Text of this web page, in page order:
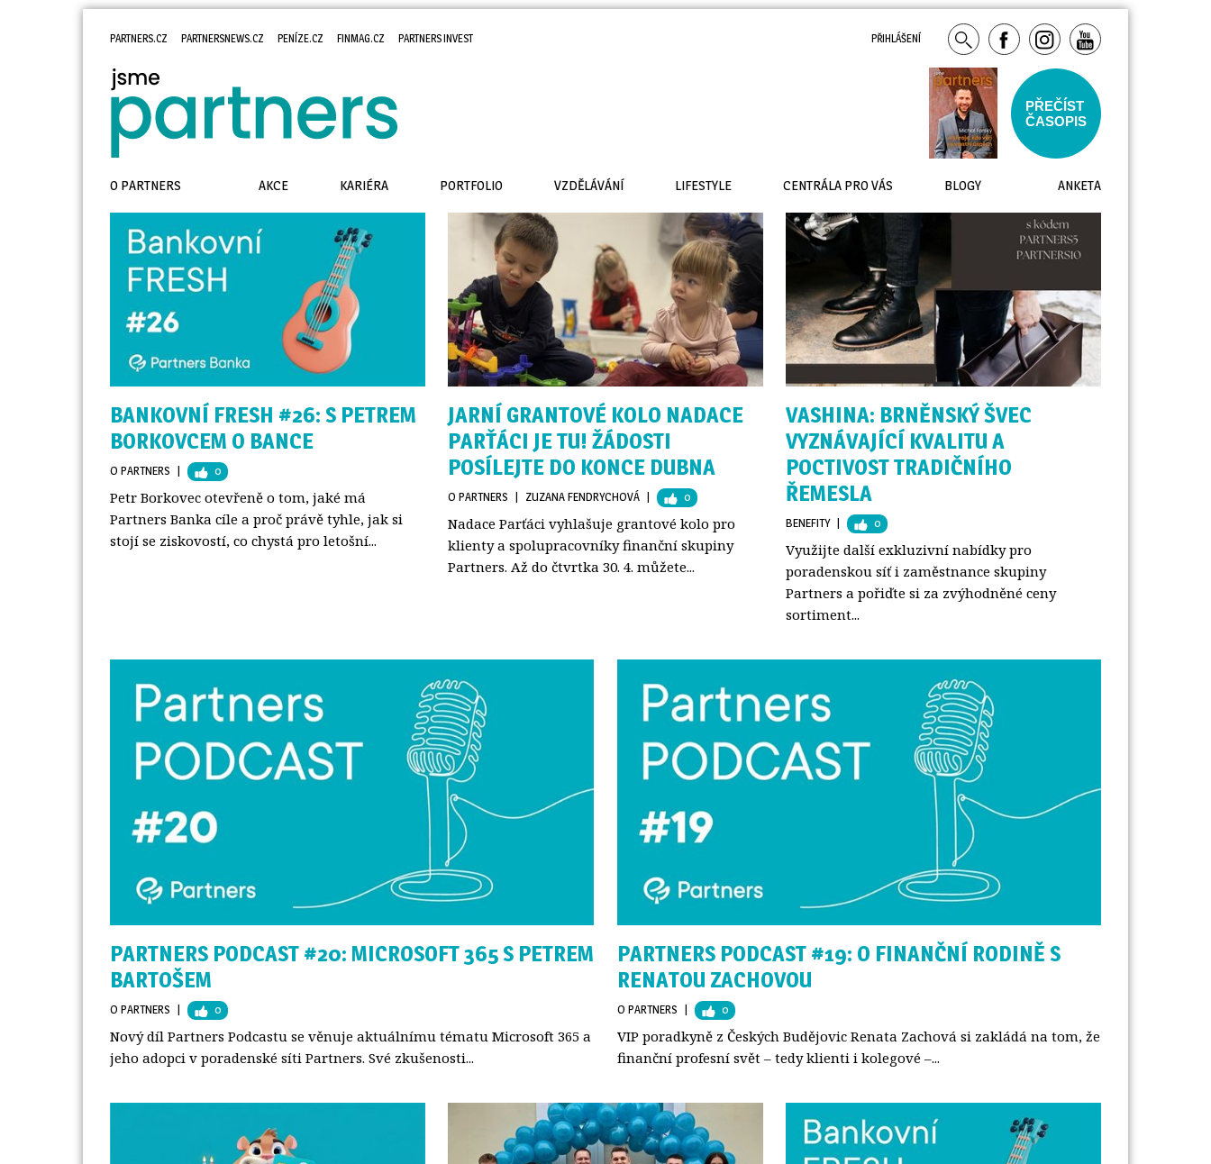
BANKOVNÍ FRESH #26: S PETREM
BORKOVCEM O BANCE
O PARTNERS | 0
Petr Borkovec otevřeně o tom, jaké má
Partners Banka cíle a proč právě tyhle, jak si
stojí se ziskovostí, co chystá pro letošní...
JARNÍ GRANTOVÉ KOLO NADACE
PARŤÁCI JE TU! ŽÁDOSTI
POSÍLEJTE DO KONCE DUBNA
O PARTNERS | ZUZANA FENDRYCHOVÁ | 0
Nadace Parťáci vyhlašuje grantové kolo pro
klienty a spolupracovníky finanční skupiny
Partners. Až do čtvrtka 30. 4. můžete...
VASHINA: BRNĚNSKÝ ŠVEC
VYZNÁVAJÍCÍ KVALITU A
POCTIVOST TRADIČNÍHO
ŘEMESLA
BENEFITY | 0
Využijte další exkluzivní nabídky pro
poradenskou síť i zaměstnance skupiny
Partners a pořiďte si za zvýhodněné ceny
sortiment...
PARTNERS PODCAST #20: MICROSOFT 365 S PETREM
BARTOŠEM
O PARTNERS | 0
Nový díl Partners Podcastu se věnuje aktuálnímu tématu Microsoft 365 a
jeho adopci v poradenské síti Partners. Své zkušenosti...
PARTNERS PODCAST #19: O FINANČNÍ RODINĚ S
RENATOU ZACHOVOU
O PARTNERS | 0
VIP poradkyně z Českých Budějovic Renata Zachová si zakládá na tom, že
finanční profesní svět – tedy klienti i kolegové –...
PARTNERS.CZ PARTNERSNEWS.CZ PENÍZE.CZ FINMAG.CZ PARTNERS INVEST PŘIHLÁŠENÍ
PŘEČÍST
ČASOPIS
O PARTNERS AKCE KARIÉRA PORTFOLIO VZDĚLÁVÁNÍ LIFESTYLE CENTRÁLA PRO VÁS BLOGY ANKETA